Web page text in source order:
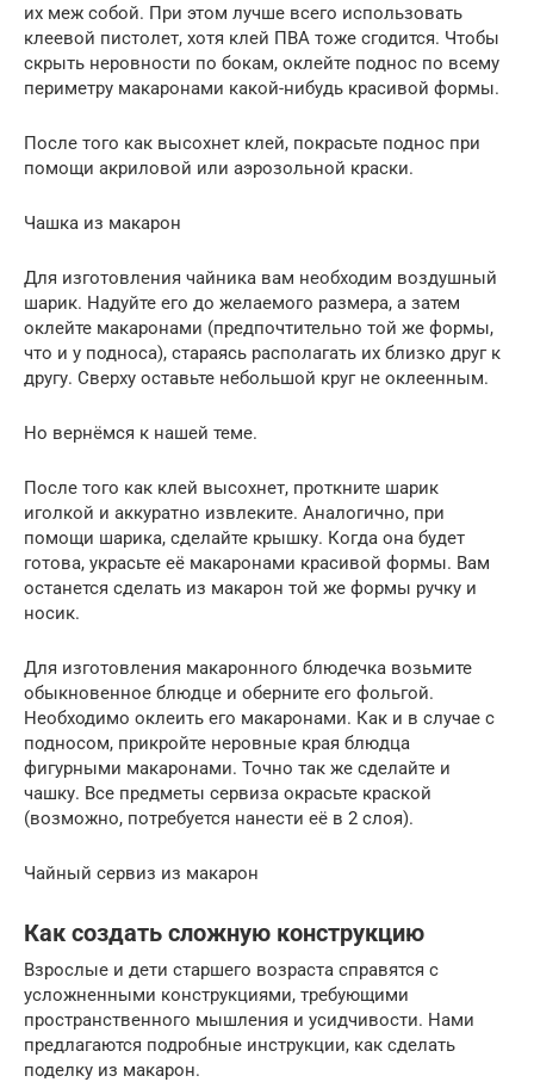
их меж собой. При этом лучше всего использовать
клеевой пистолет, хотя клей ПВА тоже сгодится. Чтобы
скрыть неровности по бокам, оклейте поднос по всему
периметру макаронами какой-нибудь красивой формы.
После того как высохнет клей, покрасьте поднос при
помощи акриловой или аэрозольной краски.
Чашка из макарон
Для изготовления чайника вам необходим воздушный
шарик. Надуйте его до желаемого размера, а затем
оклейте макаронами (предпочтительно той же формы,
что и у подноса), стараясь располагать их близко друг к
другу. Сверху оставьте небольшой круг не оклеенным.
Но вернёмся к нашей теме.
После того как клей высохнет, проткните шарик
иголкой и аккуратно извлеките. Аналогично, при
помощи шарика, сделайте крышку. Когда она будет
готова, украсьте её макаронами красивой формы. Вам
останется сделать из макарон той же формы ручку и
носик.
Для изготовления макаронного блюдечка возьмите
обыкновенное блюдце и оберните его фольгой.
Необходимо оклеить его макаронами. Как и в случае с
подносом, прикройте неровные края блюдца
фигурными макаронами. Точно так же сделайте и
чашку. Все предметы сервиза окрасьте краской
(возможно, потребуется нанести её в 2 слоя).
Чайный сервиз из макарон
Как создать сложную конструкцию
Взрослые и дети старшего возраста справятся с
усложненными конструкциями, требующими
пространственного мышления и усидчивости. Нами
предлагаются подробные инструкции, как сделать
поделку из макарон.